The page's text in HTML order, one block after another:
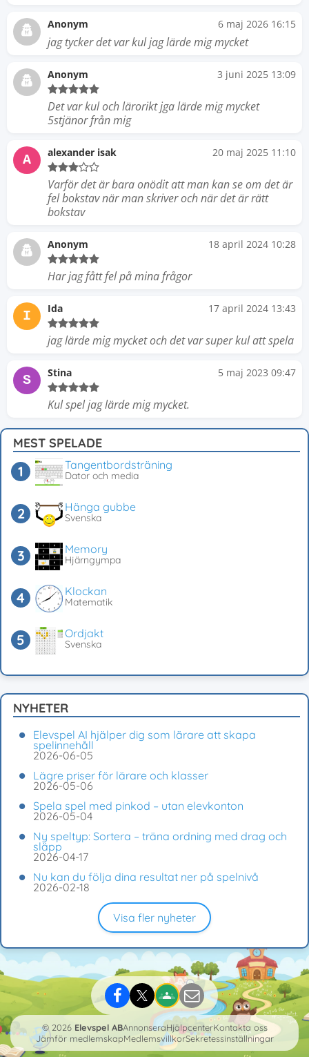
Anonym 6 maj 2026 16:15
jag tycker det var kul jag lärde mig mycket
Anonym 3 juni 2025 13:09
Det var kul och lärorikt jga lärde mig mycket
5stjänor från mig
A alexander isak 20 maj 2025 11:10
Varför det är bara onödit att man kan se om det är
fel bokstav när man skriver och när det är rätt
bokstav
Anonym 18 april 2024 10:28
Har jag fått fel på mina frågor
I Ida 17 april 2024 13:43
jag lärde mig mycket och det var super kul att spela
S Stina 5 maj 2023 09:47
Kul spel jag lärde mig mycket.
MEST SPELADE
Tangentbordsträning
Dator och media
Hänga gubbe
Svenska
Memory
Hjärngympa
Klockan
Matematik
Ordjakt
Svenska
NYHETER
Elevspel AI hjälper dig som lärare att skapa
spelinnehåll
2026-06-05
Lägre priser för lärare och klasser
2026-05-06
Spela spel med pinkod – utan elevkonton
2026-05-04
Ny speltyp: Sortera – träna ordning med drag och
släpp
2026-04-17
Nu kan du följa dina resultat ner på spelnivå
2026-02-18
Visa fler nyheter
© 2026 Elevspel ABAnnonseraHjälpcenterKontakta oss
Jämför medlemskapMedlemsvillkorSekretessinställningar